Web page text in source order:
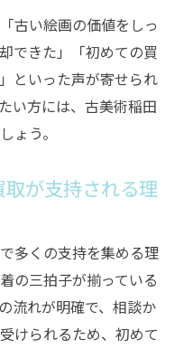
古い絵画の価値をしっ
できた」「初めての買
といった声が寄せられ
い方には、古美術稲田
ょう。
が支持される理
多くの支持を集める理
の三拍子が揃っている
流れが明確で、相談か
けられるため、初めて